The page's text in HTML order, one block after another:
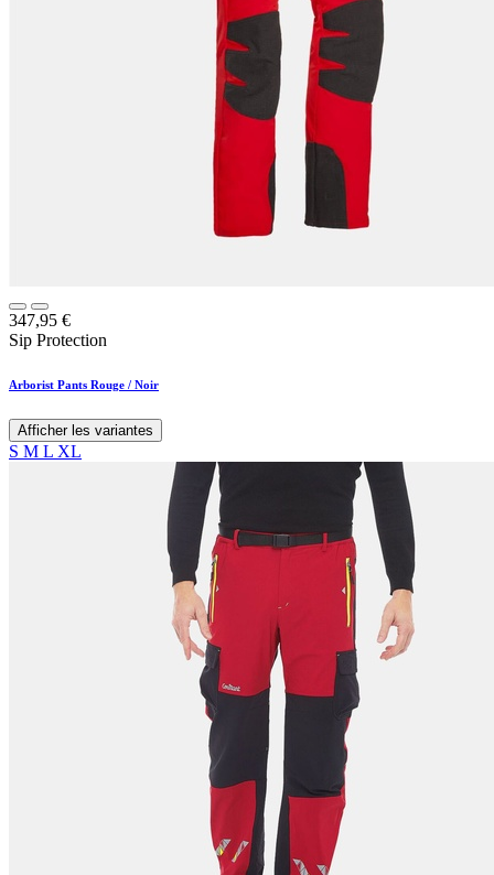
347,95 €
Sip Protection
Arborist Pants Rouge / Noir
Afficher les variantes
S M L XL